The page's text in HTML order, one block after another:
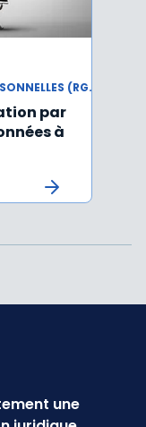
PROTECTION DES DONNÉES PERSONNELLES (RGPD)
par
à
une